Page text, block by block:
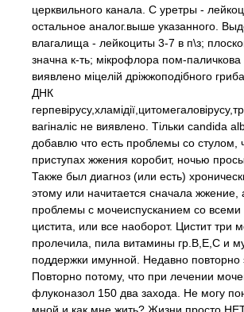
церквильного канала. С уретры -
остальное аналог.выше указанного.
влагалища - лейкоциты 3-7 в п\з;
значна к-ть; мікрофлора пом-
виявлено міцелій дріжжоподібного
ДНК
вагіналіс не виявлено. Тільки candida
добавлю что есть проблемы со стулом,
приступах жжения коробит, ночью
Также был диагноз (или есть)
этому или начитается сначала жжение,
проблемы с мочеиспусканием со всеми
цистита, или все наоборот. Цистит три
пролечила, пила витамины гр.В,Е,С и
поддержки имунной. Недавно повторно
Повторно потому, что при лечении
флуконазол 150 два захода. Не могу